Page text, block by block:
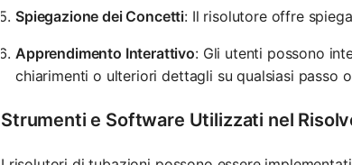
Spiegazione dei Concetti: Il risolutore offre
Apprendimento Interattivo: Gli utenti possono
chiarimenti o ulteriori dettagli su qualsiasi passo
Strumenti e Software Utilizzati nel